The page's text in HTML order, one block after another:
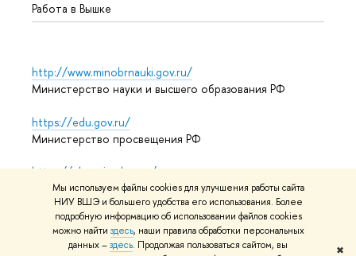
Мы используем файлы cookies для улучшения работы сайта
НИУ ВШЭ и большего удобства его использования. Более
подробную информацию об использовании файлов cookies
можно найти здесь, наши правила обработки персональных
данных –здесь. Продолжая пользоваться сайтом, вы
✖
Работа в Вышке
http://www.minobrnauki.gov.ru/
Министерство науки и высшего образования РФ
https://edu.gov.ru/
Министерство просвещения РФ
https://elearning.hse.ru/mooc
Массовые открытые онлайн-курсы
© НИУ ВШЭ 1993–2026 Адреса и контактыУсловия